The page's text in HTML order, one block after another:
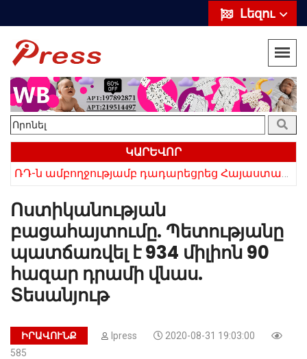
Լեզու
ԿԱՐԵՎՈՐ
Ոստիկանության
բացահայտումը. Պետությանը
պատճառվել է 934 միլիոն 90
հազար դրամի վնաս.
Տեսանյութ
ԻՐԱՎՈՒՆՔ Ipress
2020-08-31 19:03:00
585